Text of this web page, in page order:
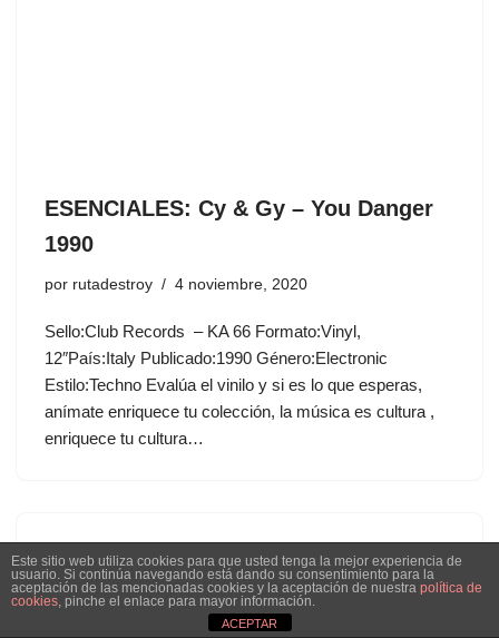
ESENCIALES: Cy & Gy ‎– You Danger
1990
por rutadestroy 4 noviembre, 2020
Sello:Club Records ‎– KA 66 Formato:Vinyl,
12″País:Italy Publicado:1990 Género:Electronic
Estilo:Techno Evalúa el vinilo y si es lo que esperas,
anímate enriquece tu colección, la música es cultura ,
enriquece tu cultura…
Este sitio web utiliza cookies para que usted tenga la mejor experiencia de
usuario. Si continúa navegando está dando su consentimiento para la
aceptación de las mencionadas cookies y la aceptación de nuestra política de
cookies, pinche el enlace para mayor información.
ACEPTAR